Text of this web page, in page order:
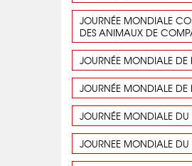
JOURNÉE MONDIALE
DES ANIMAUX DE
JOURNÉE MONDIALE DE
JOURNÉE MONDIALE DE
JOURNÉE MONDIALE DU
JOURNEE MONDIALE DU